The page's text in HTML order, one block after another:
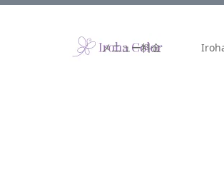
メニュー料金